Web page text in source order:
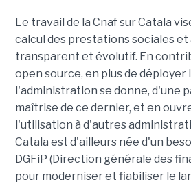
Le travail de la Cnaf sur Catala
calcul des prestations sociales
transparent et évolutif. En
open source, en plus de déployer
l'administration se donne, d'une
maîtrise de ce dernier, et en
l'utilisation à d'autres
Catala est d'ailleurs née d'un
DGFiP (Direction générale des
pour moderniser et fiabiliser le